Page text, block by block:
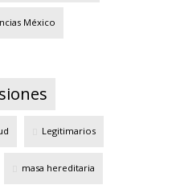
México
Legitimarios
masa hereditaria